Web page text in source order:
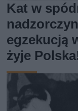
Kat w
egzekucją
żyje